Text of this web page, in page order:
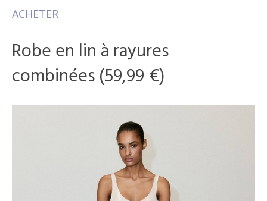
ACHETER
Robe en lin à rayures
combinées (59,99 €)